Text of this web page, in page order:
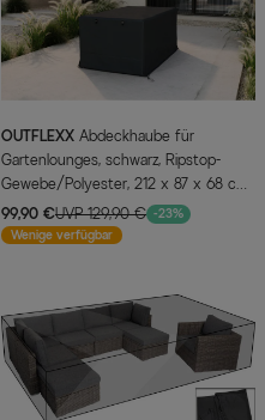
OUTFLEXX
Gartenlounges, schwarz, Ripstop-
Gewebe/Polyester, 212 x 87 x 68 cm,
wasserabweisend, UV-Schutz
99,90 €UVP 129,90 € -23%
Wenige verfügbar